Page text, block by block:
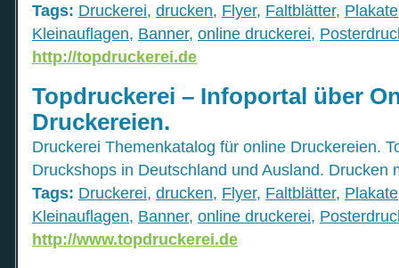
Tags: Druckerei, drucken, Flyer, Faltblätter, Plakate
Kleinauflagen, Banner, online druckerei,
http://topdruckerei.de
Topdruckerei – Infoportal über
Druckereien.
Druckerei Themenkatalog für online Druckereien.
Druckshops in Deutschland und Ausland. Drucken
Tags: Druckerei, drucken, Flyer, Faltblätter, Plakate
Kleinauflagen, Banner, online druckerei,
http://www.topdruckerei.de